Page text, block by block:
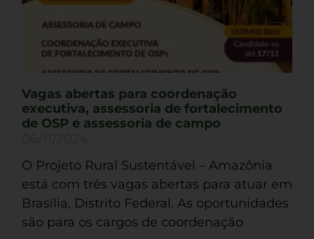
Vagas abertas para coordenação
executiva, assessoria de fortalecimento
de OSP e assessoria de campo
O Projeto Rural Sustentável – Amazônia
está com três vagas abertas para atuar em
Brasília, Distrito Federal. As oportunidades
são para os cargos de coordenação